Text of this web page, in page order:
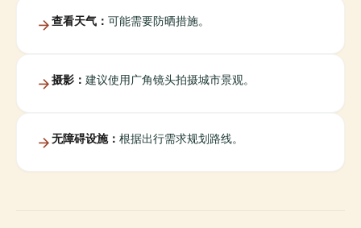
查看天气： 可能需要防晒措施。
摄影： 建议使用广角镜头拍摄城市景观。
无障碍设施： 根据出行需求规划路线。